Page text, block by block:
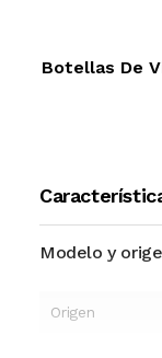
Botellas De
Modelo y
Origen